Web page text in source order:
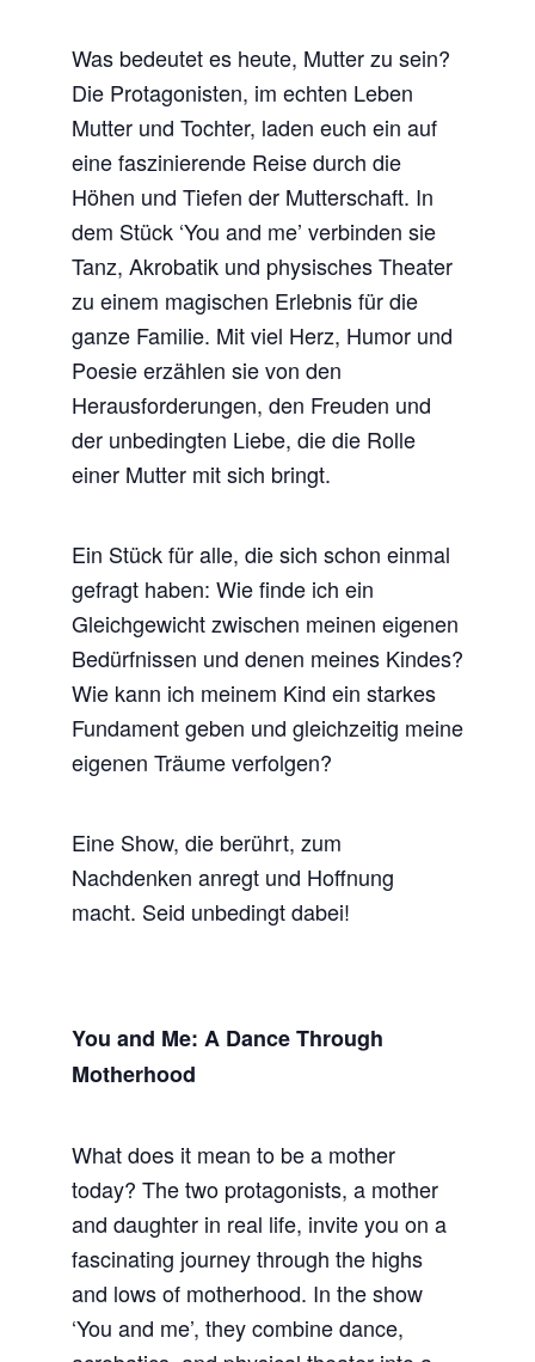
Was bedeutet es heute, Mutter zu sein?
Die Protagonisten, im echten Leben
Mutter und Tochter, laden euch ein auf
eine faszinierende Reise durch die
Höhen und Tiefen der Mutterschaft. In
dem Stück ‘You and me’ verbinden sie
Tanz, Akrobatik und physisches Theater
zu einem magischen Erlebnis für die
ganze Familie. Mit viel Herz, Humor und
Poesie erzählen sie von den
Herausforderungen, den Freuden und
der unbedingten Liebe, die die Rolle
einer Mutter mit sich bringt.
Ein Stück für alle, die sich schon einmal
gefragt haben: Wie finde ich ein
Gleichgewicht zwischen meinen eigenen
Bedürfnissen und denen meines Kindes?
Wie kann ich meinem Kind ein starkes
Fundament geben und gleichzeitig meine
eigenen Träume verfolgen?
Eine Show, die berührt, zum
Nachdenken anregt und Hoffnung
macht. Seid unbedingt dabei!
You and Me: A Dance Through
Motherhood
What does it mean to be a mother
today? The two protagonists, a mother
and daughter in real life, invite you on a
fascinating journey through the highs
and lows of motherhood. In the show
‘You and me’, they combine dance,